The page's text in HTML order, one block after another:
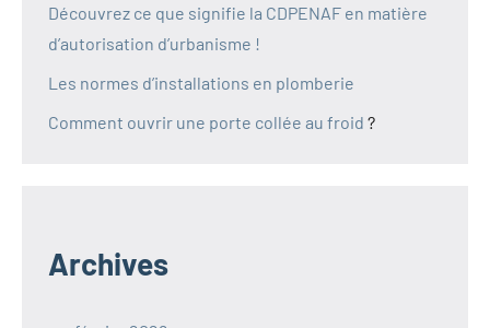
Découvrez ce que signifie la CDPENAF en matière
d’autorisation d’urbanisme !
Les normes d’installations en plomberie
Comment ouvrir une porte collée au froid ?
Archives